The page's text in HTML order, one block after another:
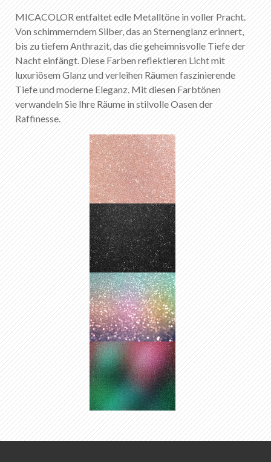
MICACOLOR entfaltet edle Metalltöne in voller Pracht.
Von schimmerndem Silber, das an Sternenglanz erinnert,
bis zu tiefem Anthrazit, das die geheimnisvolle Tiefe der
Nacht einfängt. Diese Farben reflektieren Licht mit
luxuriösem Glanz und verleihen Räumen faszinierende
Tiefe und moderne Eleganz. Mit diesen Farbtönen
verwandeln Sie Ihre Räume in stilvolle Oasen der
Raffinesse.